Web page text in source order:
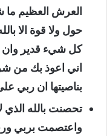
العرش العظيم ما
حول ولا قوة الا
كل شيء قدير وان
اني اعوذ بك من
بناصيتها ان ربي
تحصنت بالله الذي
واعتصمت بربي